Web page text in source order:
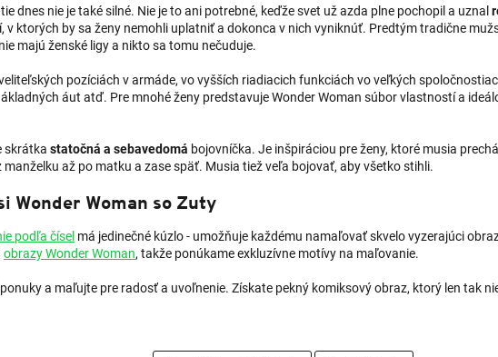
dnes nie je také silné. Nie je to ani potrebné, keďže svet už azda plne pochopil a uznal
v ktorých by sa ženy nemohli uplatniť a dokonca v nich vyniknúť. Predtým tradične
majú ženské ligy a nikto sa tomu nečuduje.
pozíciách v armáde, vo vyšších riadiacich funkciách vo veľkých
áut atď. Pre mnohé ženy predstavuje Wonder Woman súbor vlastností a
skrátka statočná a sebavedomá bojovníčka. Je inšpiráciou pre ženy, ktoré musia
manželku až po matku a zase späť. Musia tiež veľa bojovať, aby všetko stihli.
Wonder Woman so Zuty
podľa čísel má jedinečné kúzlo - umožňuje každému namaľovať skvelo vyzerajúci
obrazy Wonder Woman, takže ponúkame exkluzívne motívy na maľovanie.
a maľujte pre radosť a uvoľnenie. Získate pekný komiksový obraz, ktorý len tak